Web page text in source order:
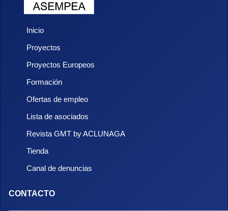
Inicio
Proyectos
Proyectos Europeos
Formación
Ofertas de empleo
Lista de asociados
Revista GMT by ACLUNAGA
Tienda
Canal de denuncias
CONTACTO